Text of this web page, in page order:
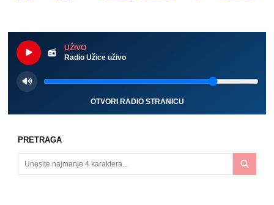
UŽIVO
Radio Užice uživo
OTVORI RADIO STRANICU
PRETRAGA